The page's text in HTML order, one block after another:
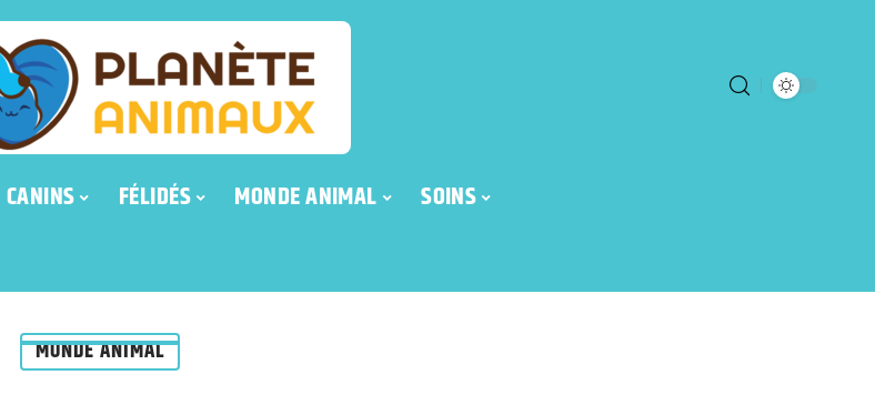
CANINS FÉLIDÉS MONDE ANIMAL SOINS
MONDE ANIMAL